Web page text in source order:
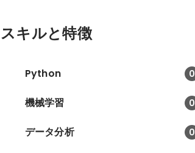
スキルと特徴
Python 0
機械学習 0
データ分析 0